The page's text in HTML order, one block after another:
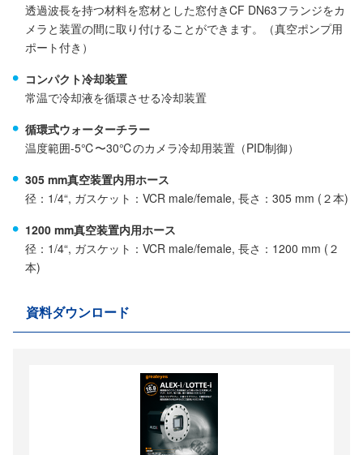
透過波長を持つ材料を窓材とした窓付きCF DN63フランジをカ
メラと装置の間に取り付けることができます。（真空ポンプ用
ポート付き）
コンパクト冷却装置
常温で冷却液を循環させる冷却装置
循環式ウォーターチラー
温度範囲-5℃〜30℃のカメラ冷却用装置（PID制御）
305 mm真空装置内用ホース
径：1/4“, ガスケット：VCR male/female, 長さ：305 mm (２本)
1200 mm真空装置内用ホース
径：1/4“, ガスケット：VCR male/female, 長さ：1200 mm (２
本)
資料ダウンロード